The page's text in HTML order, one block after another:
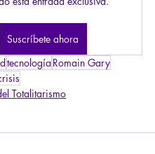
Suscríbete ahora
tecnología Romain Gary
Totalitarismo